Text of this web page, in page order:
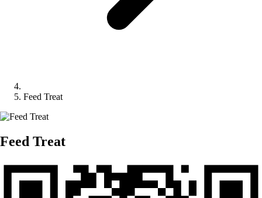
Feed Treat
Feed Treat